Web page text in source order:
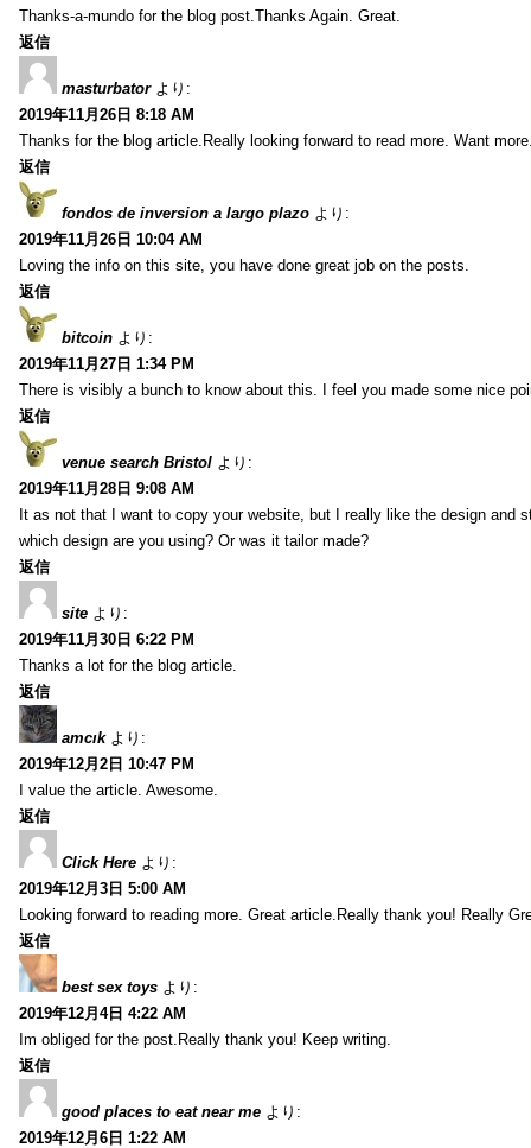
Thanks-a-mundo for the blog post.Thanks Again. Great.
返信
masturbator より:
2019年11月26日 8:18 AM
Thanks for the blog article.Really looking forward to read more. Want
返信
fondos de inversion a largo plazo より:
2019年11月26日 10:04 AM
Loving the info on this site, you have done great job on the posts.
返信
bitcoin より:
2019年11月27日 1:34 PM
There is visibly a bunch to know about this. I feel you made some nice
返信
venue search Bristol より:
2019年11月28日 9:08 AM
It as not that I want to copy your website, but I really like the design and
which design are you using? Or was it tailor made?
返信
site より:
2019年11月30日 6:22 PM
Thanks a lot for the blog article.
返信
amcık より:
2019年12月2日 10:47 PM
I value the article. Awesome.
返信
Click Here より:
2019年12月3日 5:00 AM
Looking forward to reading more. Great article.Really thank you! Really
返信
best sex toys より:
2019年12月4日 4:22 AM
Im obliged for the post.Really thank you! Keep writing.
返信
good places to eat near me より:
2019年12月6日 1:22 AM